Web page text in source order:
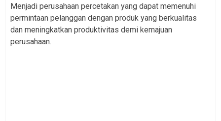
Menjadi perusahaan percetakan yang dapat memenuhi
permintaan pelanggan dengan produk yang berkualitas
dan meningkatkan produktivitas demi kemajuan
perusahaan.